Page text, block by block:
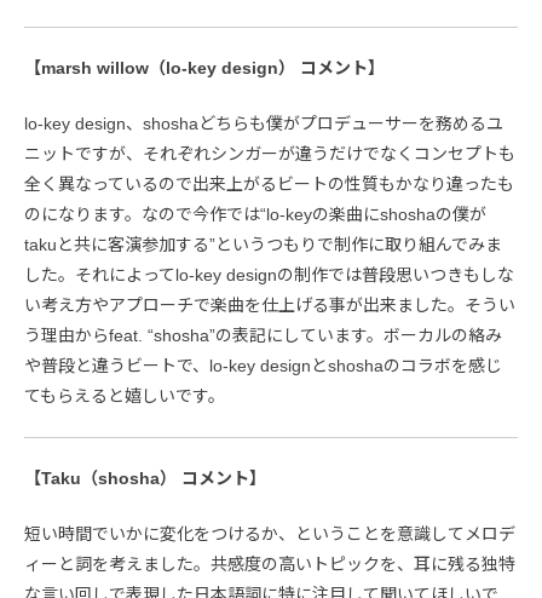
【marsh willow（lo-key design） コメント】
lo-key design、shoshaどちらも僕がプロデューサーを務めるユ
ニットですが、それぞれシンガーが違うだけでなくコンセプトも
全く異なっているので出来上がるビートの性質もかなり違ったも
のになります。なので今作では“lo-keyの楽曲にshoshaの僕が
takuと共に客演参加する”というつもりで制作に取り組んでみま
した。それによってlo-key designの制作では普段思いつきもしな
い考え方やアプローチで楽曲を仕上げる事が出来ました。そうい
う理由からfeat. “shosha”の表記にしています。ボーカルの絡み
や普段と違うビートで、lo-key designとshoshaのコラボを感じ
てもらえると嬉しいです。
【Taku（shosha） コメント】
短い時間でいかに変化をつけるか、ということを意識してメロデ
ィーと詞を考えました。共感度の高いトピックを、耳に残る独特